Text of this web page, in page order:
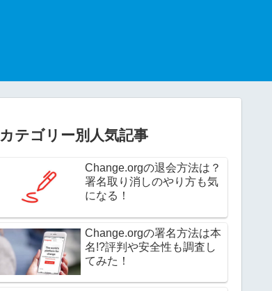
カテゴリー別人気記事
Change.orgの退会方法は？
署名取り消しのやり方も気
になる！
Change.orgの署名方法は本
名!?評判や安全性も調査し
てみた！